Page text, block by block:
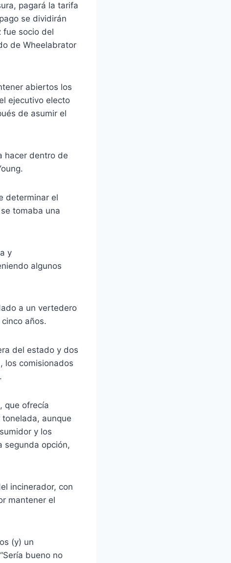
pagará la tarifa
se dividirán
fue socio del
de Wheelabrator
abiertos los
ejecutivo electo
de asumir el
hacer dentro de
determinar el
tomaba una
y
algunos
a un vertedero
años.
del estado y dos
los comisionados
que ofrecía
aunque
y los
segunda opción,
incinerador, con
mantener el
(y) un
bueno no